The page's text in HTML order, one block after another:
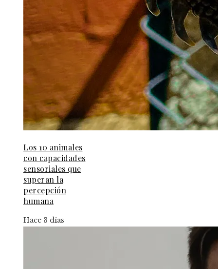
Los 10 animales
con capacidades
sensoriales que
superan la
percepción
humana
Hace 3 días